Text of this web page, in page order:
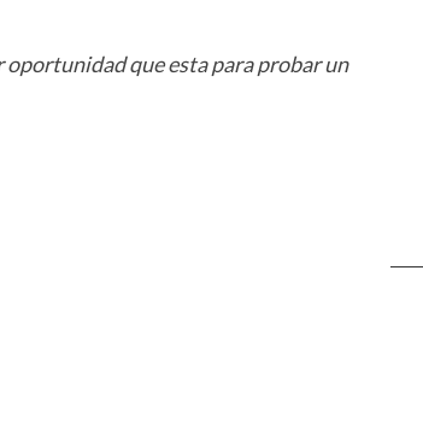
oportunidad que esta para probar un